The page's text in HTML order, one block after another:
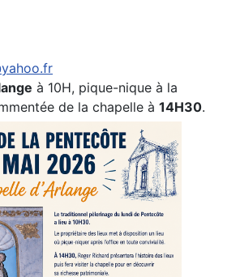
à 10H, pique-nique à la
de la chapelle à 14H30.